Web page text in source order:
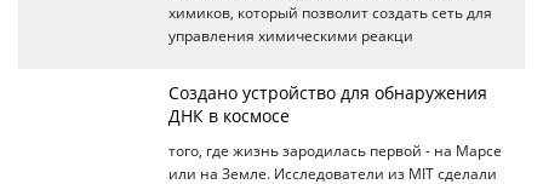
химиков, который позволит создать сеть для
управления химическими реакци
Создано устройство для обнаружения
ДНК в космосе
того, где жизнь зародилась первой - на Марсе
или на Земле. Исследователи из MIT сделали